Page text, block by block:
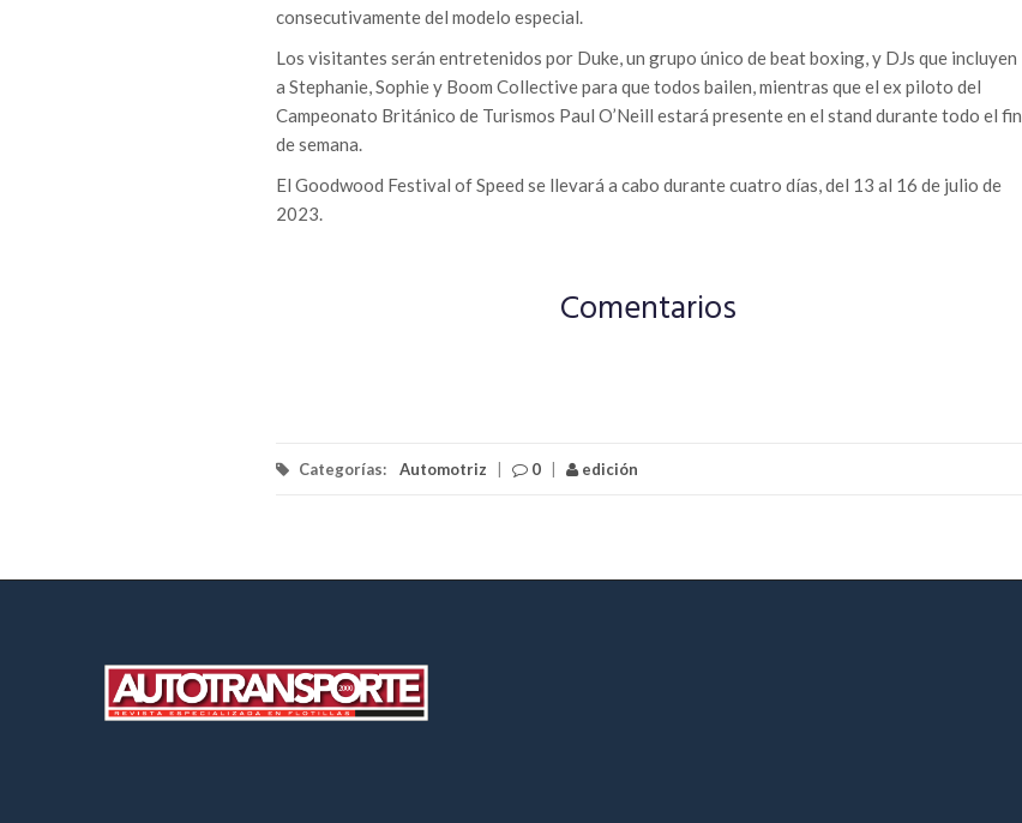
consecutivamente del modelo especial.
Los visitantes serán entretenidos por Duke, un grupo único de beat boxing, y DJs que incluyen
a Stephanie, Sophie y Boom Collective para que todos bailen, mientras que el ex piloto del
Campeonato Británico de Turismos Paul O’Neill estará presente en el stand durante todo el fin
de semana.
El Goodwood Festival of Speed se llevará a cabo durante cuatro días, del 13 al 16 de julio de
2023.
Comentarios
Categorías: Automotriz 0 edición